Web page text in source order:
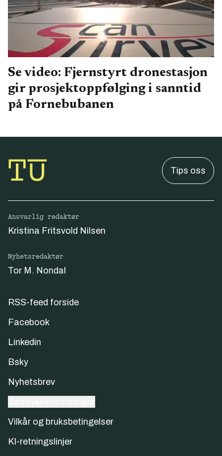
Se video: Fjernstyrt dronestasjon
gir prosjektoppfølging i sanntid
på Fornebubanen
Tips oss
Ansvarlig redaktør
Kristina Fritsvold Nilsen
Nyhetsredaktør
Tor M. Nondal
RSS-feed forside
Facebook
Linkedin
Bsky
Nyhetsbrev
Vilkår og bruksbetingelser
KI-retningslinjer